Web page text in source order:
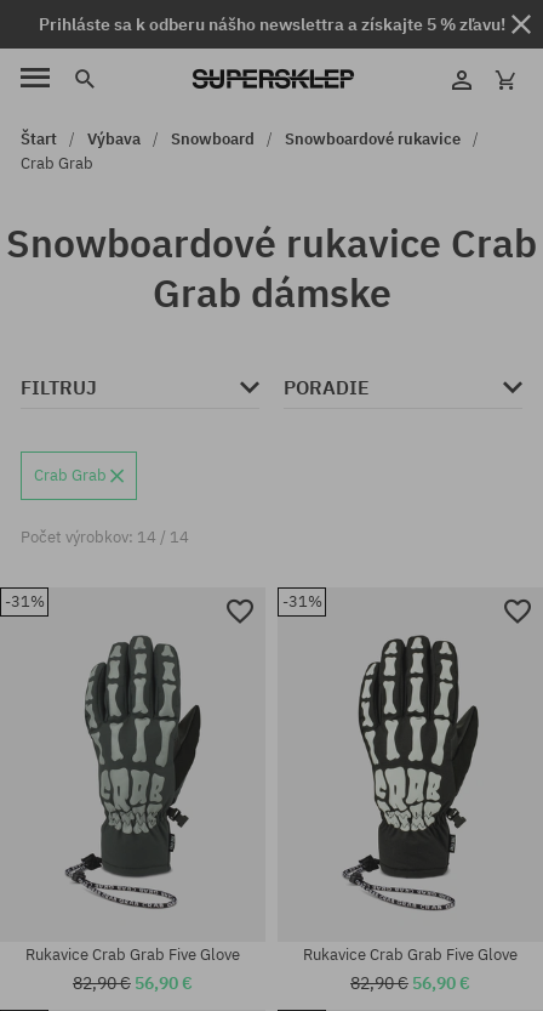
Prihláste sa k odberu nášho newslettra a získajte 5 % zľavu!
Štart Výbava Snowboard
Snowboardové rukavice
Crab Grab
Snowboardové rukavice Crab
Grab dámske
FILTRUJ PORADIE
Crab Grab
Počet výrobkov: 14 / 14
-31%
Rukavice Crab Grab Five Glove
82,90 € 56,90 €
-31%
Rukavice Crab Grab Five Glove
82,90 € 56,90 €